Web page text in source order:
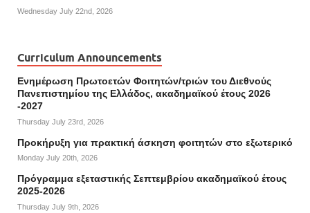
Wednesday July 22nd, 2026
Curriculum Announcements
Ενημέρωση Πρωτοετών Φοιτητών/τριών του Διεθνούς
Πανεπιστημίου της Ελλάδος, ακαδημαϊκού έτους 2026
-2027
Thursday July 23rd, 2026
Προκήρυξη για πρακτική άσκηση φοιτητών στο εξωτερικό
Monday July 20th, 2026
Πρόγραμμα εξεταστικής Σεπτεμβρίου ακαδημαϊκού έτους
2025-2026
Thursday July 9th, 2026